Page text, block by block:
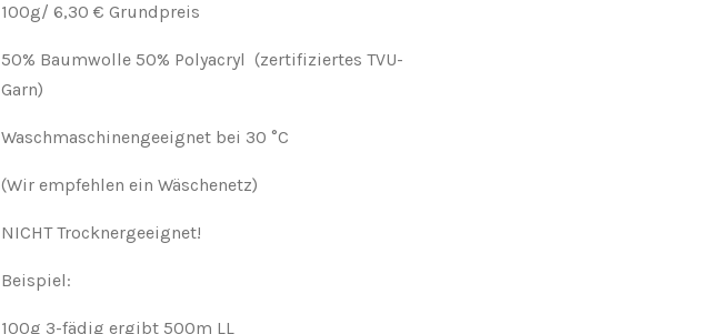
100g/ 6,30 € Grundpreis
50% Baumwolle 50% Polyacryl (zertifiziertes TVU-
Garn)
Waschmaschinengeeignet bei 30 °C
(Wir empfehlen ein Wäschenetz)
NICHT Trocknergeeignet!
Beispiel:
100g 3-fädig ergibt 500m LL